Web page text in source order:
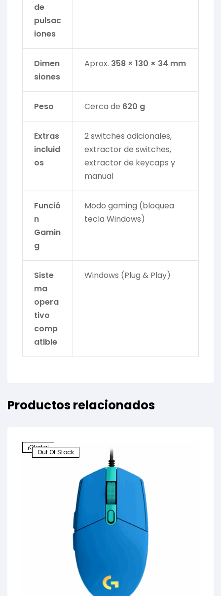
de
pulsac
iones
Dimen
siones
Aprox. 358 × 130 × 34 mm
Peso Cerca de 620 g
Extras
incluid
os
2 switches adicionales,
extractor de switches,
extractor de keycaps y
manual
Funció
n
Gamin
g
Modo gaming (bloquea
tecla Windows)
Siste
ma
opera
tivo
comp
atible
Windows (Plug & Play)
Productos relacionados
¡Oferta!
Out Of Stock